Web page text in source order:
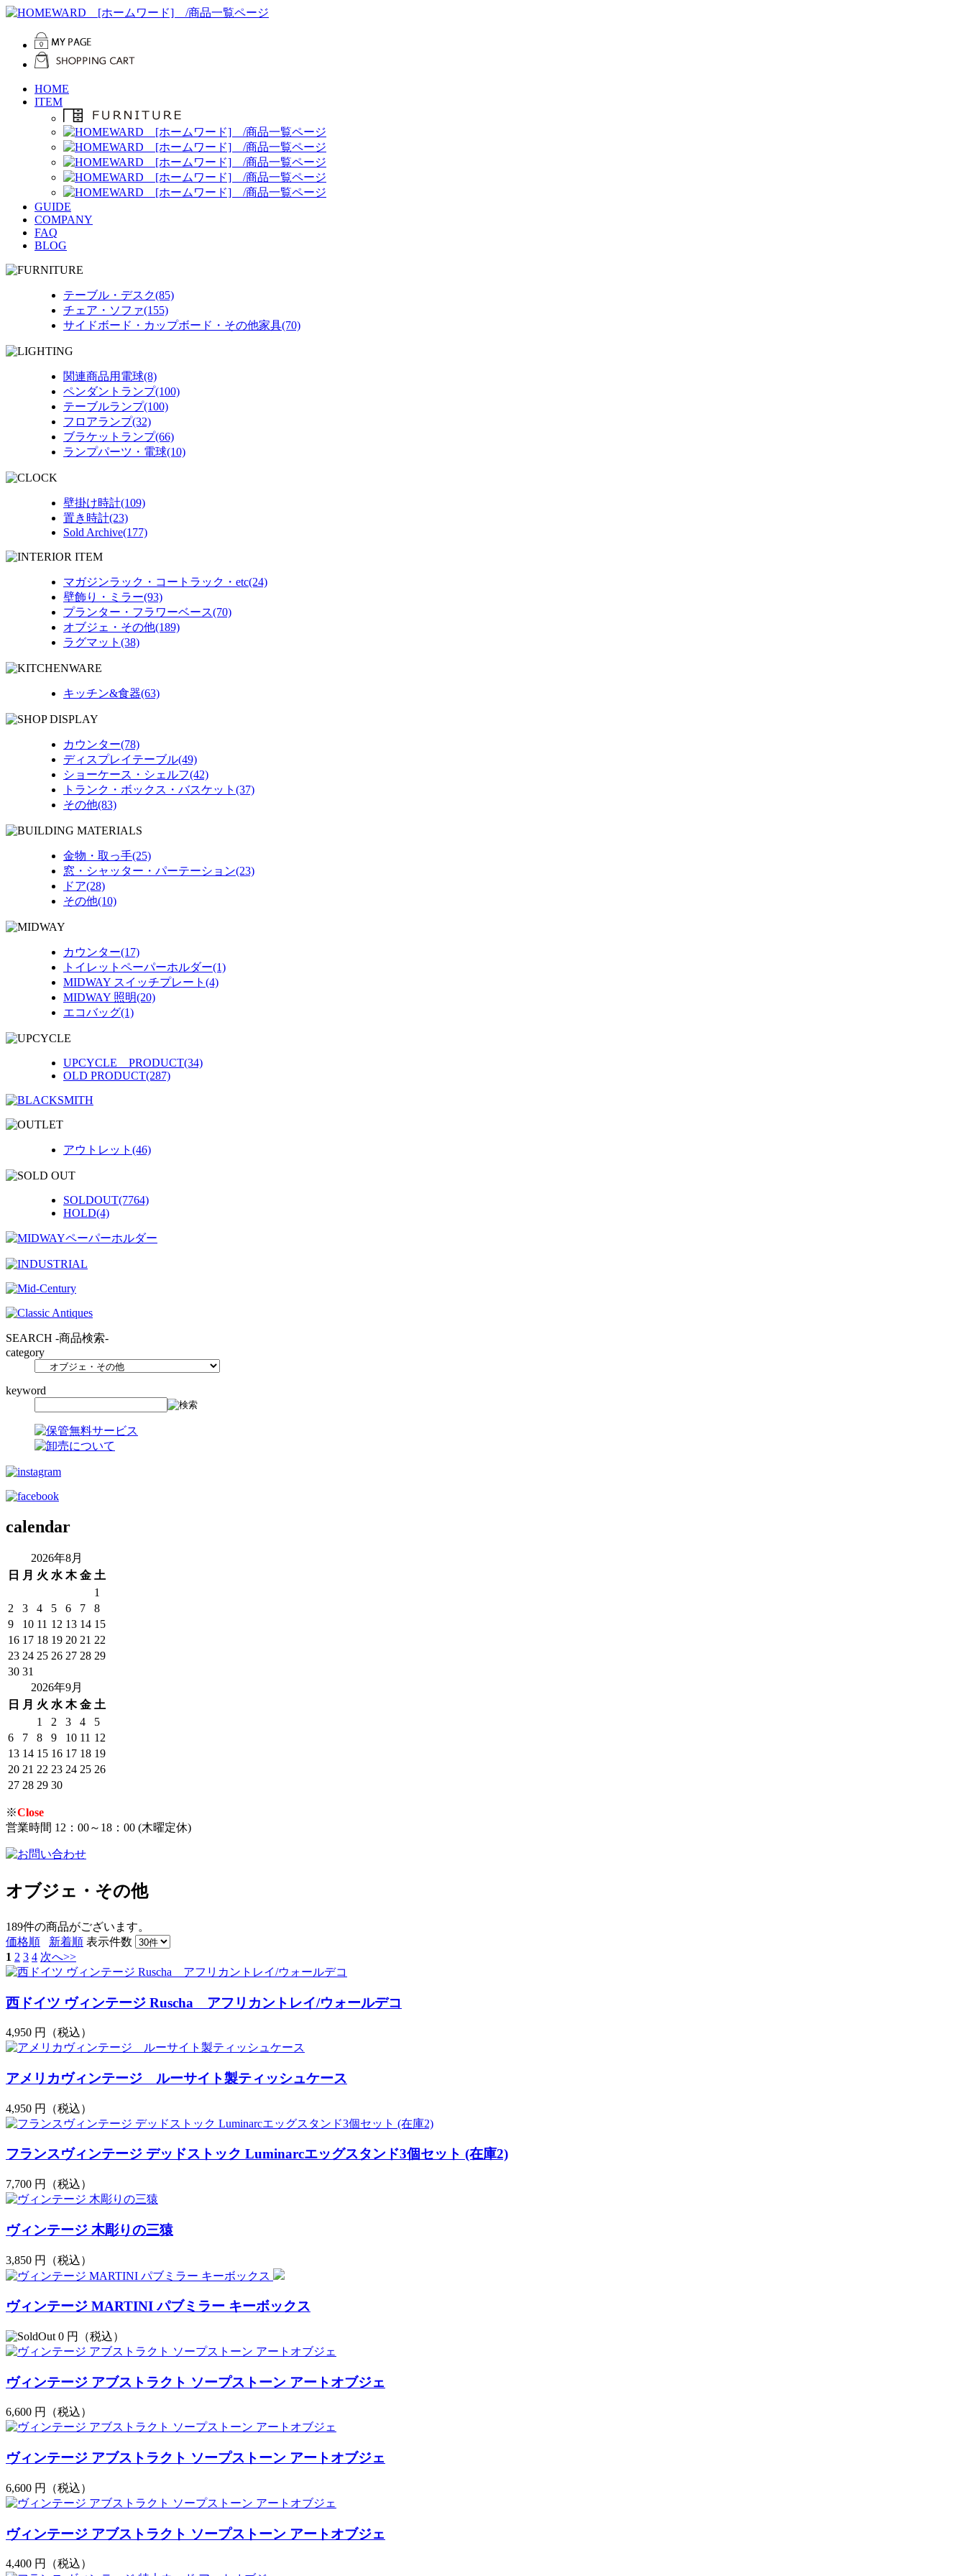
HOME
ITEM
GUIDE
COMPANY
FAQ
BLOG
テーブル・デスク(85)
チェア・ソファ(155)
サイドボード・カップボード・その他家具(70)
関連商品用電球(8)
ペンダントランプ(100)
テーブルランプ(100)
フロアランプ(32)
ブラケットランプ(66)
ランプパーツ・電球(10)
壁掛け時計(109)
置き時計(23)
Sold Archive(177)
マガジンラック・コートラック・etc(24)
壁飾り・ミラー(93)
プランター・フラワーベース(70)
オブジェ・その他(189)
ラグマット(38)
キッチン&食器(63)
カウンター(78)
ディスプレイテーブル(49)
ショーケース・シェルフ(42)
トランク・ボックス・バスケット(37)
その他(83)
金物・取っ手(25)
窓・シャッター・パーテーション(23)
ドア(28)
その他(10)
カウンター(17)
トイレットペーパーホルダー(1)
MIDWAY スイッチプレート(4)
MIDWAY 照明(20)
エコバッグ(1)
UPCYCLE PRODUCT(34)
OLD PRODUCT(287)
アウトレット(46)
SOLDOUT(7764)
HOLD(4)
SEARCH -商品検索-
category
keyword
calendar
2026年8月
日
月 火 水 木 金 土
1
2
3 4 5 6 7
8
9
10 11 12 13 14 15
16 17 18 19 20 21 22
23 24 25 26 27 28 29
30 31
2026年9月
日
月 火 水 木 金 土
1
2 3 4
5
6
7 8 9 10 11 12
13 14 15 16 17 18 19
20 21 22 23 24 25 26
27 28 29 30
※Close
営業時間 12：00～18：00 (木曜定休)
オブジェ・その他
189件の商品がございます。
価格順
新着順 表示件数
1 2 3 4 次へ>>
西ドイツ ヴィンテージ Ruscha アフリカントレイ/ウォールデコ
4,950 円（税込）
アメリカヴィンテージ ルーサイト製ティッシュケース
4,950 円（税込）
フランスヴィンテージ デッドストック Luminarcエッグスタンド3個セット (在庫2)
7,700 円（税込）
ヴィンテージ 木彫りの三猿
3,850 円（税込）
ヴィンテージ MARTINI パブミラー キーボックス
0 円（税込）
ヴィンテージ アブストラクト ソープストーン アートオブジェ
6,600 円（税込）
ヴィンテージ アブストラクト ソープストーン アートオブジェ
6,600 円（税込）
ヴィンテージ アブストラクト ソープストーン アートオブジェ
4,400 円（税込）